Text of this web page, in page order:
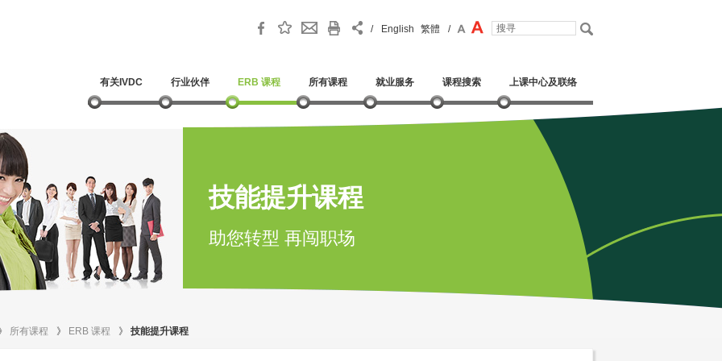
/ English 繁體 /
有关IVDC 行业伙伴 ERB 课程 所有课程 就业服务 课程搜索 上课中心及联络
技能提升课程
助您转型 再闯职场
所有课程 》 ERB 课程 》 技能提升课程